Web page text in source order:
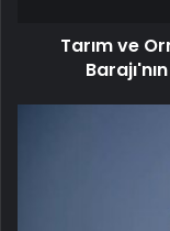
Tarım ve